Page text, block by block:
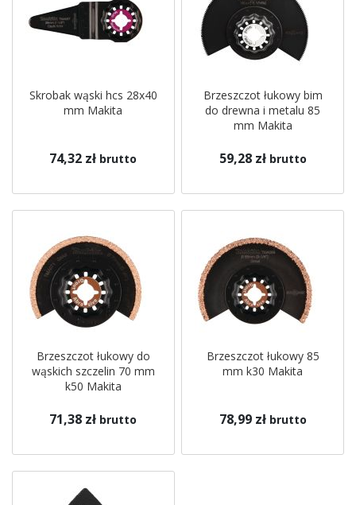
Skrobak wąski hcs 28x40
mm Makita
74,32 zł brutto
Brzeszczot łukowy bim
do drewna i metalu 85
mm Makita
59,28 zł brutto
Brzeszczot łukowy do
wąskich szczelin 70 mm
k50 Makita
71,38 zł brutto
Brzeszczot łukowy 85
mm k30 Makita
78,99 zł brutto